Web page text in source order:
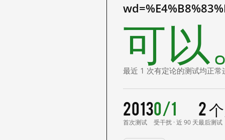
可以
最近 1 次有定论的测试均正常
2013
首次测试
0/1
受干扰 · 近 90 天
2
最后测试